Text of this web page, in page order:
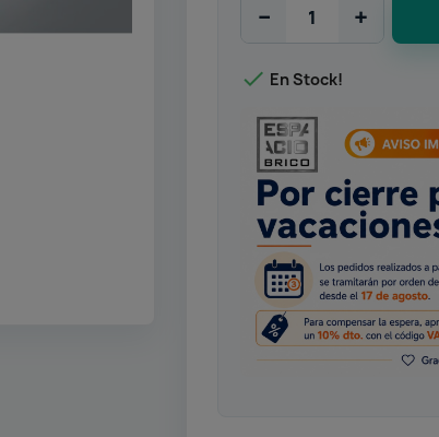
− +
 En Stock!